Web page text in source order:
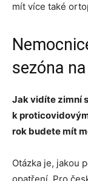
mít více také
sezóna
Jak vidíte zimní
k
rok budete mít
Otázka je, jakou